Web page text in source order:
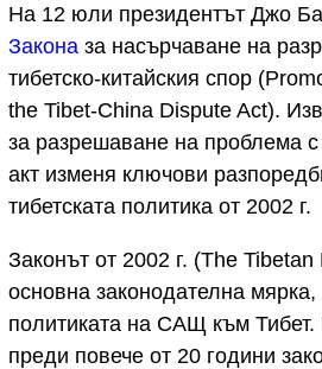
На 12 юли президентът Джо
Закона за насърчаване на
тибетско-китайския спор
the Tibet-China Dispute Act).
за разрешаване на проблема с
акт изменя ключови
тибетската политика от 2002 г.
Законът от 2002 г. (The
основна законодателна
политиката на САЩ към Тибет.
преди повече от 20 години